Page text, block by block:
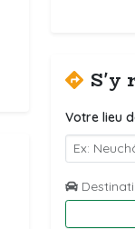
S'y
Votre lieu